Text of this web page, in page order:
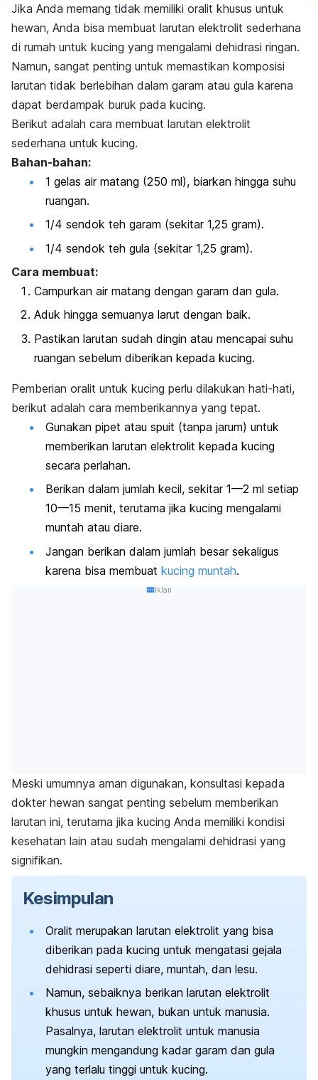
Jika Anda memang tidak memiliki oralit khusus untuk
hewan, Anda bisa membuat larutan elektrolit sederhana
di rumah untuk kucing yang mengalami dehidrasi ringan.
Namun, sangat penting untuk memastikan komposisi
larutan tidak berlebihan dalam garam atau gula karena
dapat berdampak buruk pada kucing.
Berikut adalah cara membuat larutan elektrolit
sederhana untuk kucing.
Bahan-bahan:
1 gelas air matang (250 ml), biarkan hingga suhu
ruangan.
1/4 sendok teh garam (sekitar 1,25 gram).
1/4 sendok teh gula (sekitar 1,25 gram).
Cara membuat:
Campurkan air matang dengan garam dan gula.
Aduk hingga semuanya larut dengan baik.
Pastikan larutan sudah dingin atau mencapai suhu
ruangan sebelum diberikan kepada kucing.
Pemberian oralit untuk kucing perlu dilakukan hati-hati,
berikut adalah cara memberikannya yang tepat.
Gunakan pipet atau spuit (tanpa jarum) untuk
memberikan larutan elektrolit kepada kucing
secara perlahan.
Berikan dalam jumlah kecil, sekitar 1—2 ml setiap
10—15 menit, terutama jika kucing mengalami
muntah atau diare.
Jangan berikan dalam jumlah besar sekaligus
karena bisa membuat kucing muntah.
Iklan
Meski umumnya aman digunakan, konsultasi kepada
dokter hewan sangat penting sebelum memberikan
larutan ini, terutama jika kucing Anda memiliki kondisi
kesehatan lain atau sudah mengalami dehidrasi yang
signifikan.
Kesimpulan
Oralit merupakan larutan elektrolit yang bisa
diberikan pada kucing untuk mengatasi gejala
dehidrasi seperti diare, muntah, dan lesu.
Namun, sebaiknya berikan larutan elektrolit
khusus untuk hewan, bukan untuk manusia.
Pasalnya, larutan elektrolit untuk manusia
mungkin mengandung kadar garam dan gula
yang terlalu tinggi untuk kucing.